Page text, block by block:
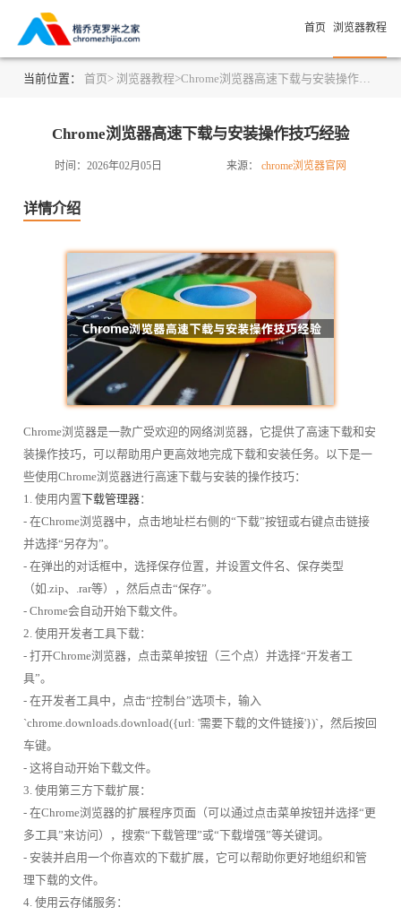
首页 浏览器教程
当前位置： 首页> 浏览器教程>Chrome浏览器高速下载与安装操作技巧经验
Chrome浏览器高速下载与安装操作技巧经验
时间：2026年02月05日 来源： chrome浏览器官网
详情介绍
Chrome浏览器是一款广受欢迎的网络浏览器，它提供了高速下载和安
装操作技巧，可以帮助用户更高效地完成下载和安装任务。以下是一
些使用Chrome浏览器进行高速下载与安装的操作技巧：
1. 使用内置下载管理器：
- 在Chrome浏览器中，点击地址栏右侧的“下载”按钮或右键点击链接
并选择“另存为”。
- 在弹出的对话框中，选择保存位置，并设置文件名、保存类型
（如.zip、.rar等），然后点击“保存”。
- Chrome会自动开始下载文件。
2. 使用开发者工具下载：
- 打开Chrome浏览器，点击菜单按钮（三个点）并选择“开发者工
具”。
- 在开发者工具中，点击“控制台”选项卡，输入
`chrome.downloads.download({url: '需要下载的文件链接'})`，然后按回
车键。
- 这将自动开始下载文件。
3. 使用第三方下载扩展：
- 在Chrome浏览器的扩展程序页面（可以通过点击菜单按钮并选择“更
多工具”来访问），搜索“下载管理”或“下载增强”等关键词。
- 安装并启用一个你喜欢的下载扩展，它可以帮助你更好地组织和管
理下载的文件。
4. 使用云存储服务：